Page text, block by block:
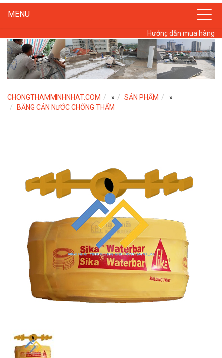
MENU
Hướng dẫn mua hàng
CHONGTHAMMINHNHAT.COM » SẢN PHẨM
»
BĂNG CẢN NƯỚC CHỐNG THẤM